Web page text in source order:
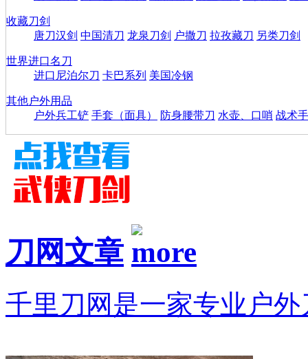
收藏刀剑
唐刀汉剑 中国清刀 龙泉刀剑 户撒刀 拉孜藏刀 另类刀剑
世界进口名刀
进口尼泊尔刀 卡巴系列 美国冷钢
其他户外用品
户外兵工铲 手套（面具） 防身腰带刀 水壶、口哨 战术
刀网文章
千里刀网是一家专业户